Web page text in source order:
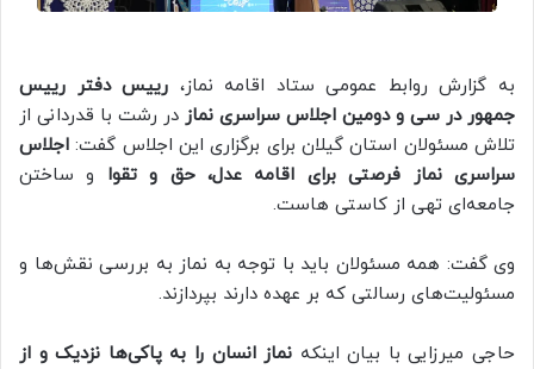
به گزارش روابط عمومی ستاد اقامه نماز، رییس دفتر رییس
جمهور در سی و دومین اجلاس سراسری نماز در رشت با قدردانی از
تلاش مسئولان استان گیلان برای برگزاری این اجلاس گفت: اجلاس
سراسری نماز فرصتی برای اقامه عدل، حق و تقوا و ساختن
جامعه‌ای تهی از کاستی هاست.
وی گفت: همه مسئولان باید با توجه به نماز به بررسی نقش‌ها و
مسئولیت‌های رسالتی که بر عهده دارند بپردازند.
حاجی میرزایی با بیان اینکه نماز انسان را به پاکی‌ها نزدیک و از